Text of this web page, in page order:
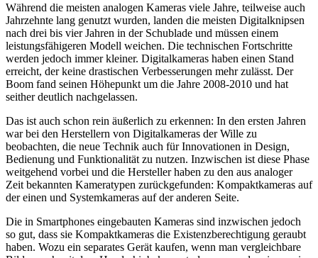
Während die meisten analogen Kameras viele Jahre, teilweise auch
Jahrzehnte lang genutzt wurden, landen die meisten Digitalknipsen
nach drei bis vier Jahren in der Schublade und müssen einem
leistungsfähigeren Modell weichen. Die technischen Fortschritte
werden jedoch immer kleiner. Digitalkameras haben einen Stand
erreicht, der keine drastischen Verbesserungen mehr zulässt. Der
Boom fand seinen Höhepunkt um die Jahre 2008-2010 und hat
seither deutlich nachgelassen.
Das ist auch schon rein äußerlich zu erkennen: In den ersten Jahren
war bei den Herstellern von Digitalkameras der Wille zu
beobachten, die neue Technik auch für Innovationen in Design,
Bedienung und Funktionalität zu nutzen. Inzwischen ist diese Phase
weitgehend vorbei und die Hersteller haben zu den aus analoger
Zeit bekannten Kameratypen zurückgefunden: Kompaktkameras auf
der einen und Systemkameras auf der anderen Seite.
Die in Smartphones eingebauten Kameras sind inzwischen jedoch
so gut, dass sie Kompaktkameras die Existenzberechtigung geraubt
haben. Wozu ein separates Gerät kaufen, wenn man vergleichbare